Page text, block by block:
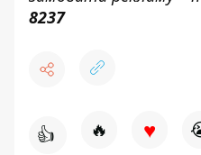
8237
👍 🔥 ♥